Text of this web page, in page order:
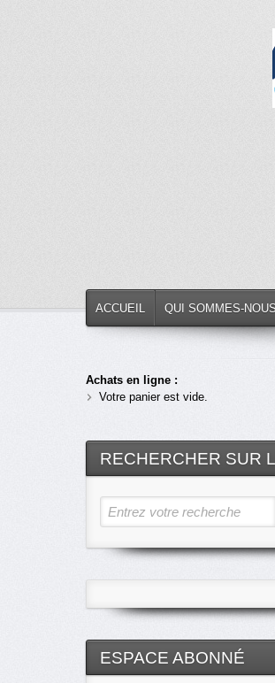
ACCUEIL QUI SOMMES-NOUS
Achats en ligne :
Votre panier est vide.
RECHERCHER SUR
Entrez votre recherche
ESPACE ABONNÉ